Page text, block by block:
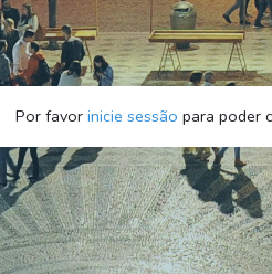
Por favor inicie sessão para poder